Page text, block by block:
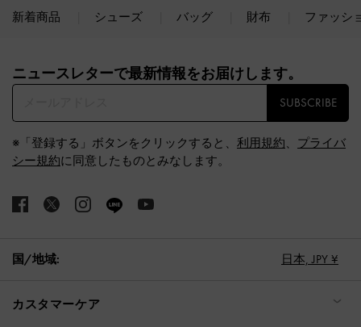
新着商品 シューズ バッグ 財布 ファッシ
ニュースレターで最新情報をお届けします。​
SUBSCRIBE
※「登録する」ボタンをクリックすると、 利用規約、 プライバ
シー規約に同意したものとみなします。
国/地域: 日本, JPY ¥
カスタマーケア